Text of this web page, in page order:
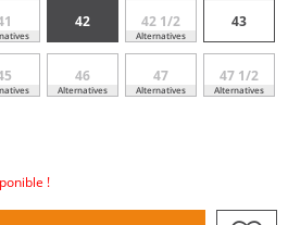
42 42 1/2
Alternatives
43
46
Alternatives
47
Alternatives
47 1/2
Alternatives
!